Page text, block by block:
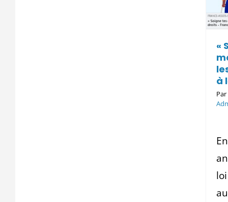
«
à
Par